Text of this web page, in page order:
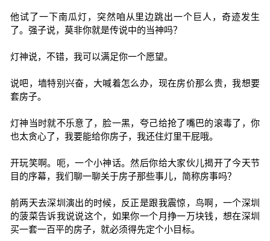
他试了一下南瓜灯，突然咱从里边跳出一个巨人，奇迹发生
了。强子说，莫非你就是传说中的当神吗？
灯神说，不错，我可以满足你一个愿望。
说吧，墙特别兴奋，大喊着怎么办，现在房价那么贵，我想要
套房子。
灯神当时就不乐意了，脸一黑，夸己给抢了嘴巴的滚毒了，你
也太贪心了，我要能给你房子，我还住灯里干屁哦。
开玩笑啊。呃，一个小神话。然后你给大家伙儿揭开了今天节
目的序幕，我们聊一聊关于房子那些事儿，简称房事吗？
前两天去深圳演出的时候，反正是跟我震惊，鸟啊，一个深圳
的菠菜告诉我说说这个，如果你一个月挣一万块钱，想在深圳
买一套一百平的房子，就必须得先定个小目标。